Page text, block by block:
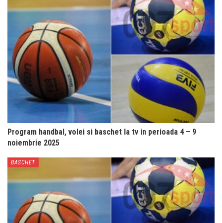
Program handbal, volei si baschet la tv in perioada 4 – 9
noiembrie 2025
BASCHET